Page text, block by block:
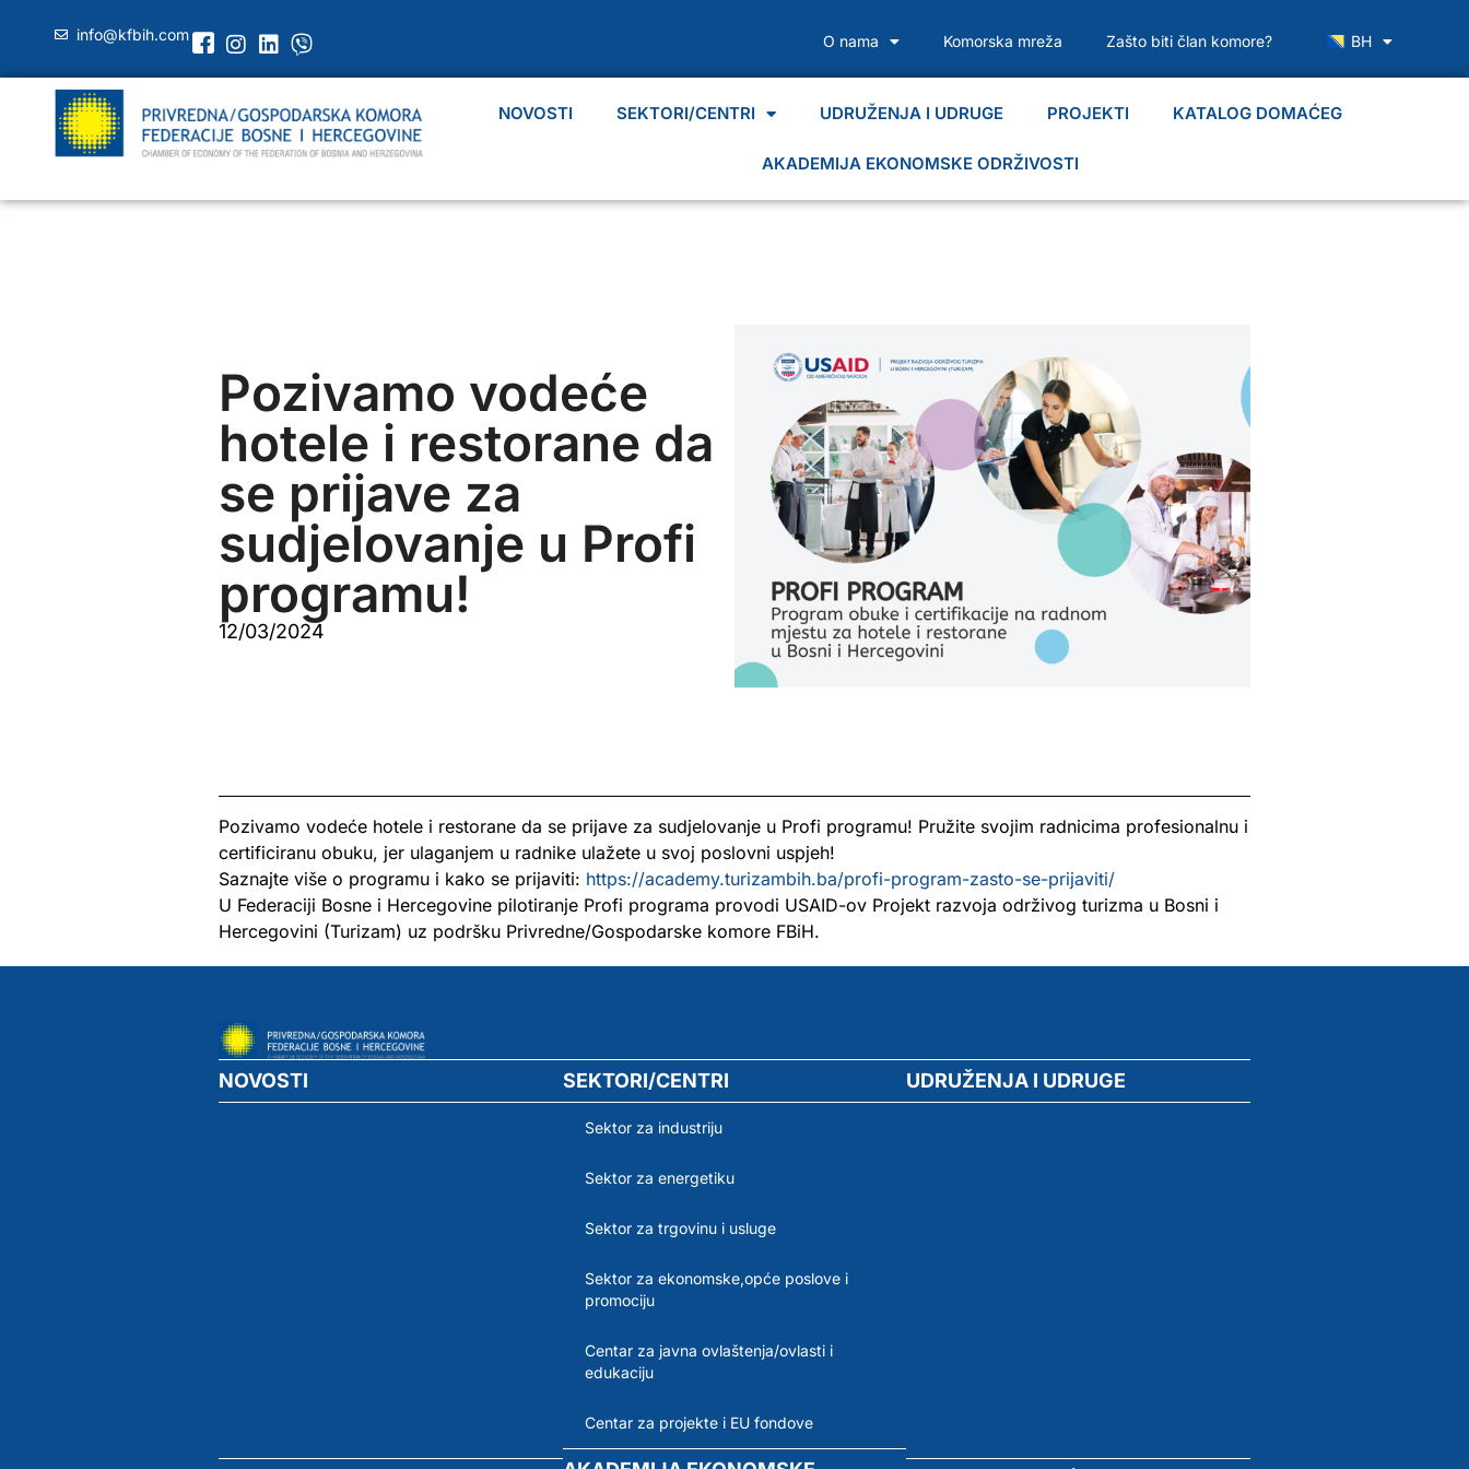
info@kfbih.com O nama Komorska mreža Zašto biti član komore? BH
NOVOSTI SEKTORI/CENTRI UDRUŽENJA I UDRUGE PROJEKTI KATALOG DOMAĆEG
AKADEMIJA EKONOMSKE ODRŽIVOSTI
Pozivamo vodeće
hotele i restorane da
se prijave za
sudjelovanje u Profi
programu!
12/03/2024
Pozivamo vodeće hotele i restorane da se prijave za sudjelovanje u Profi programu! Pružite svojim radnicima profesionalnu i
certificiranu obuku, jer ulaganjem u radnike ulažete u svoj poslovni uspjeh!
Saznajte više o programu i kako se prijaviti: https://academy.turizambih.ba/profi-program-zasto-se-prijaviti/
U Federaciji Bosne i Hercegovine pilotiranje Profi programa provodi USAID-ov Projekt razvoja održivog turizma u Bosni i
Hercegovini (Turizam) uz podršku Privredne/Gospodarske komore FBiH.
NOVOSTI SEKTORI/CENTRI
Sektor za industriju
Sektor za energetiku
Sektor za trgovinu i usluge
Sektor za ekonomske,opće poslove i
promociju
Centar za javna ovlaštenja/ovlasti i
edukaciju
Centar za projekte i EU fondove
UDRUŽENJA I UDRUGE